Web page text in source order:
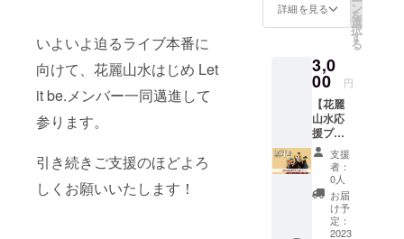
いよいよ迫るライブ本番に
向けて、花麗山水はじめ Let
it be.メンバー一同邁進して
参ります。
引き続きご支援のほどよろ
しくお願いいたします！
ださ
ルにて
データ
りいた
しま
す。
ライン
開催）
終えた
からこ
そ話せ
る裏話
をたっ
ぷり聞
けちゃ
うオン
ライン
トーク
セッ
ション
詳細を見る ン
を
選
択
す
る
3,0
00 円
【花麗
山水応
援プラ
ン -
梅-】 ●
リター
ン内容
・HPお
名前掲
支援
者：
0人
お届
け予
定：
2023